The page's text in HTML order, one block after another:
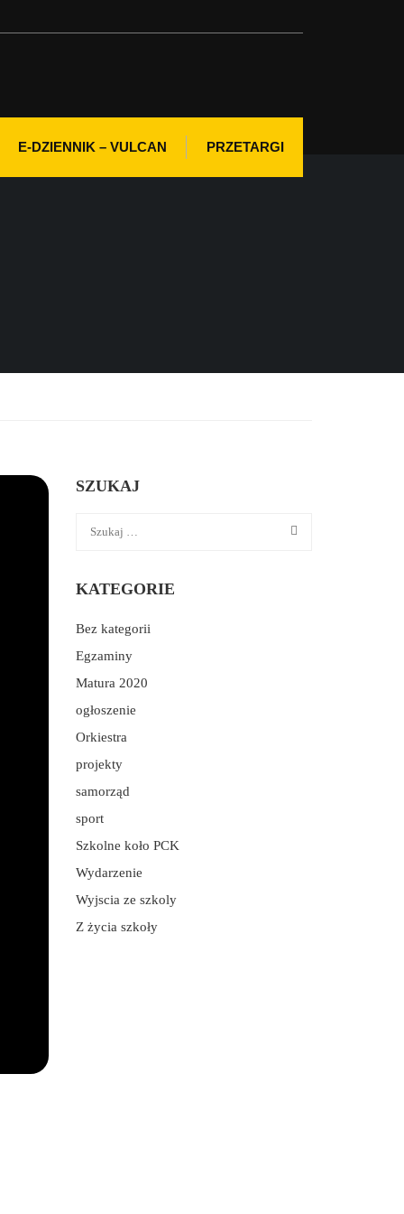
E-DZIENNIK – VULCAN PRZETARGI
SZUKAJ
KATEGORIE
Bez kategorii
Egzaminy
Matura 2020
ogłoszenie
Orkiestra
projekty
samorząd
sport
Szkolne koło PCK
Wydarzenie
Wyjscia ze szkoly
Z życia szkoły